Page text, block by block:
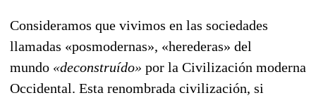
Consideramos que vivimos en las sociedades
llamadas «posmodernas», «herederas» del
mundo «deconstruído» por la Civilización moderna
Occidental. Esta renombrada civilización, si